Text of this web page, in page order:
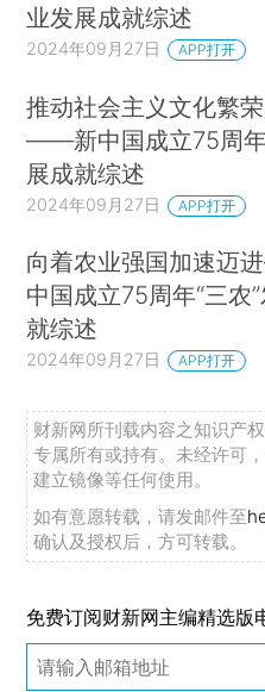
业发展成就综述
2024年09月27日 APP打开
推动社会主义文化繁
——新中国成立75周
展成就综述
2024年09月27日 APP打开
向着农业强国加速迈
中国成立75周年“三农
就综述
2024年09月27日 APP打开
财新网所刊载内容之知识产
专属所有或持有。未经许可
建立镜像等任何使用。
如有意愿转载，请发邮件至
确认及授权后，方可转载。
免费订阅财新网主编精选版